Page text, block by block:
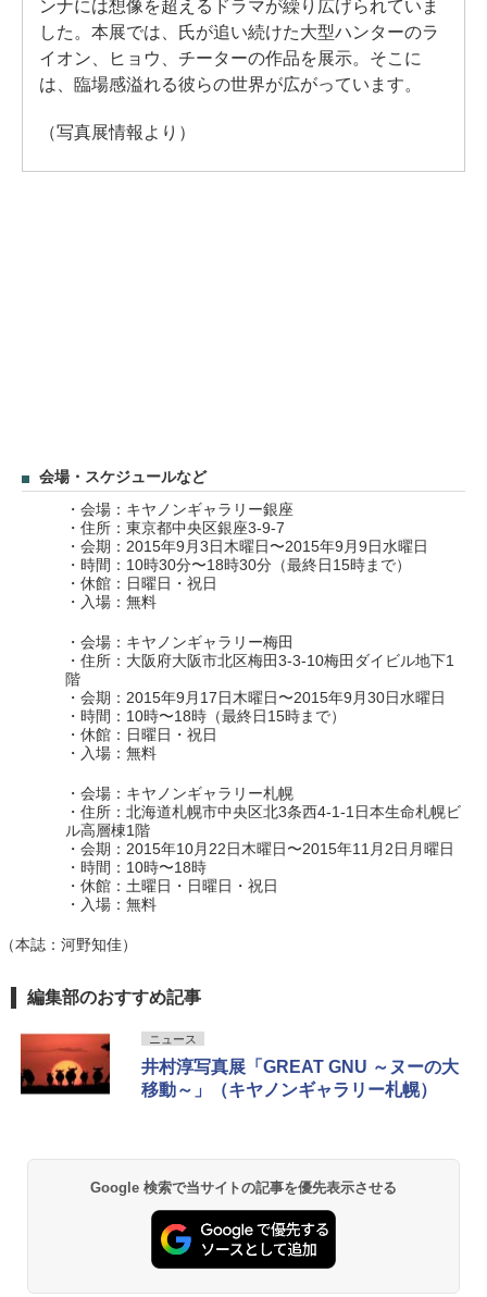
ンナには想像を超えるドラマが繰り広げられていま
した。本展では、氏が追い続けた大型ハンターのラ
イオン、ヒョウ、チーターの作品を展示。そこに
は、臨場感溢れる彼らの世界が広がっています。
（写真展情報より）
会場・スケジュールなど
・会場：キヤノンギャラリー銀座
・住所：東京都中央区銀座3-9-7
・会期：2015年9月3日木曜日〜2015年9月9日水曜日
・時間：10時30分〜18時30分（最終日15時まで）
・休館：日曜日・祝日
・入場：無料
・会場：キヤノンギャラリー梅田
・住所：大阪府大阪市北区梅田3-3-10梅田ダイビル地下1
階
・会期：2015年9月17日木曜日〜2015年9月30日水曜日
・時間：10時〜18時（最終日15時まで）
・休館：日曜日・祝日
・入場：無料
・会場：キヤノンギャラリー札幌
・住所：北海道札幌市中央区北3条西4-1-1日本生命札幌ビ
ル高層棟1階
・会期：2015年10月22日木曜日〜2015年11月2日月曜日
・時間：10時〜18時
・休館：土曜日・日曜日・祝日
・入場：無料
（本誌：河野知佳）
編集部のおすすめ記事
ニュース
井村淳写真展「GREAT GNU ～ヌーの大
移動～」（キヤノンギャラリー札幌）
Google 検索で当サイトの記事を優先表示させる